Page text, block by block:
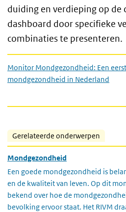
duiding en verdieping op de
dashboard door specifieke
combinaties te presenteren.
Monitor Mondgezondheid: Een
mondgezondheid in Nederland
Gerelateerde onderwerpen
Mondgezondheid
Een goede mondgezondheid is
en de kwaliteit van leven. Op dit
bekend over hoe de
bevolking ervoor staat. Het RIVM